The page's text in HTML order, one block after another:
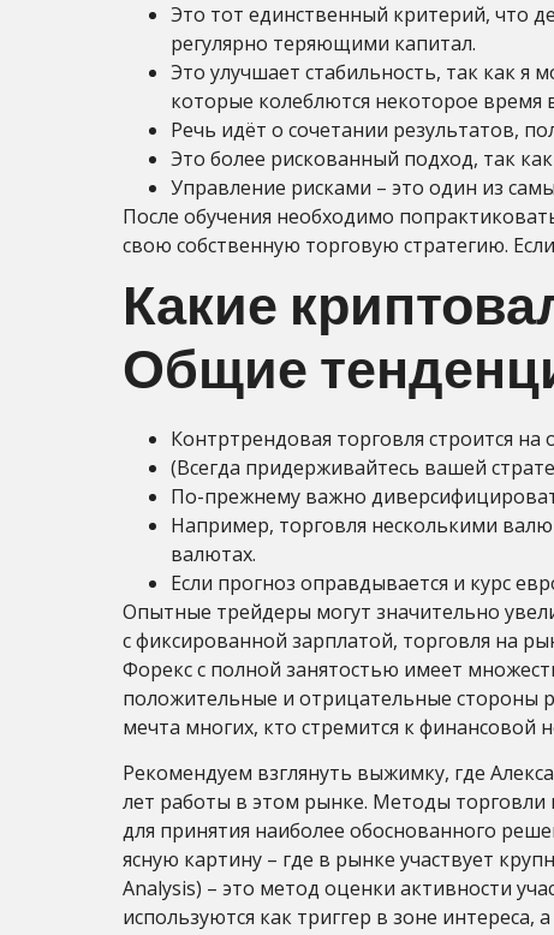
Это тот единственный критерий, что
регулярно теряющими капитал.
Это улучшает стабильность, так как я
которые колеблются некоторое время
Речь идёт о сочетании результатов,
Это более рискованный подход, так
Управление рисками – это один из
После обучения необходимо
свою собственную торговую стратегию.
Какие
Общие
Контртрендовая торговля строится
(Всегда придерживайтесь вашей
По-прежнему важно
Например, торговля несколькими
валютах.
Если прогноз оправдывается и курс
Опытные трейдеры могут значительно
с фиксированной зарплатой, торговля на
Форекс с полной занятостью имеет
положительные и отрицательные стороны
мечта многих, кто стремится к финансовой
Рекомендуем взглянуть выжимку, где
лет работы в этом рынке. Методы
для принятия наиболее обоснованного
ясную картину – где в рынке участвует
Analysis) – это метод оценки активности
используются как триггер в зоне интереса,